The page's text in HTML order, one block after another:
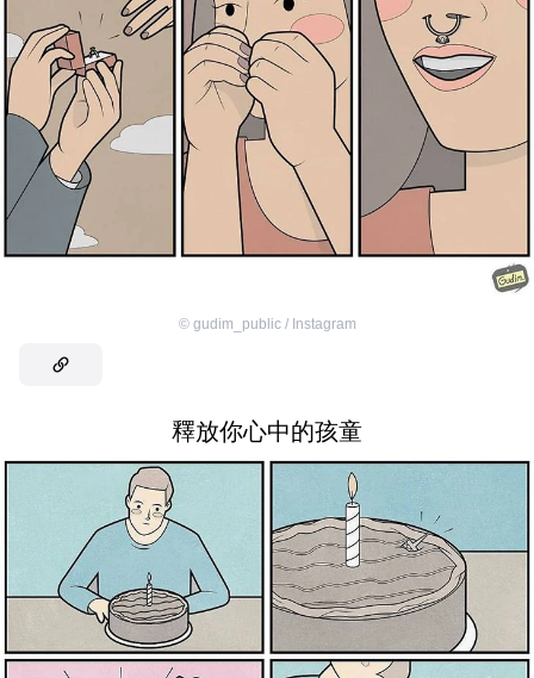
© gudim_public / Instagram
釋放你心中的孩童